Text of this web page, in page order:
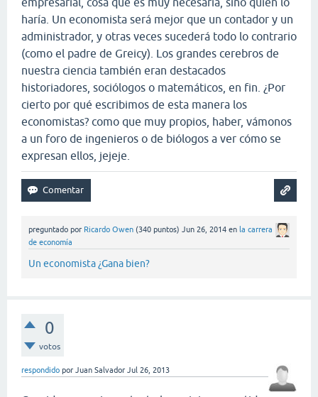
haría. Un economista será mejor que un contador y un
administrador, y otras veces sucederá todo lo contrario
(como el padre de Greicy). Los grandes cerebros de
nuestra ciencia también eran destacados
historiadores, sociólogos o matemáticos, en fin. ¿Por
cierto por qué escribimos de esta manera los
economistas? como que muy propios, haber, vámonos
a un foro de ingenieros o de biólogos a ver cómo se
expresan ellos, jejeje.
preguntado por Ricardo Owen (340 puntos) Jun 26, 2014 en la carrera
de economía
Un economista ¿Gana bien?
0
votos
respondido por Juan Salvador Jul 26, 2013